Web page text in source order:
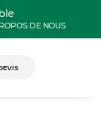
DE NOUS